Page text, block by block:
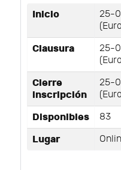
Inicio
25-
Clausura
25-
Cierre
inscripción
25-
Disponibles 83
Lugar